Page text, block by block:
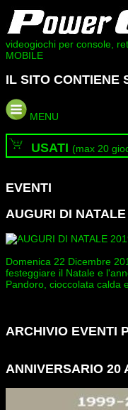
videogiochi per console,
MOBILE
IL SITO CONTIENE
MENU
USATI (max 20
EVENTI
AUGURI DI
Domenica 22 Dicembre
festeggiare il Natale e
Pandoro, cioccolata calda
ARCHIVIO EVENTI
ANNIVERSARIO 20